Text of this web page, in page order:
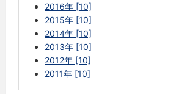
2016年 [10]
2015年 [10]
2014年 [10]
2013年 [10]
2012年 [10]
2011年 [10]